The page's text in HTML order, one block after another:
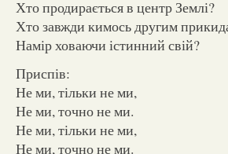
Хто продирається в центр Землі?
Хто завжди кимось другим
Намір ховаючи істинний свій?
Приспів:
Не ми, тільки не ми,
Не ми, точно не ми.
Не ми, тільки не ми,
Не ми, точно не ми.